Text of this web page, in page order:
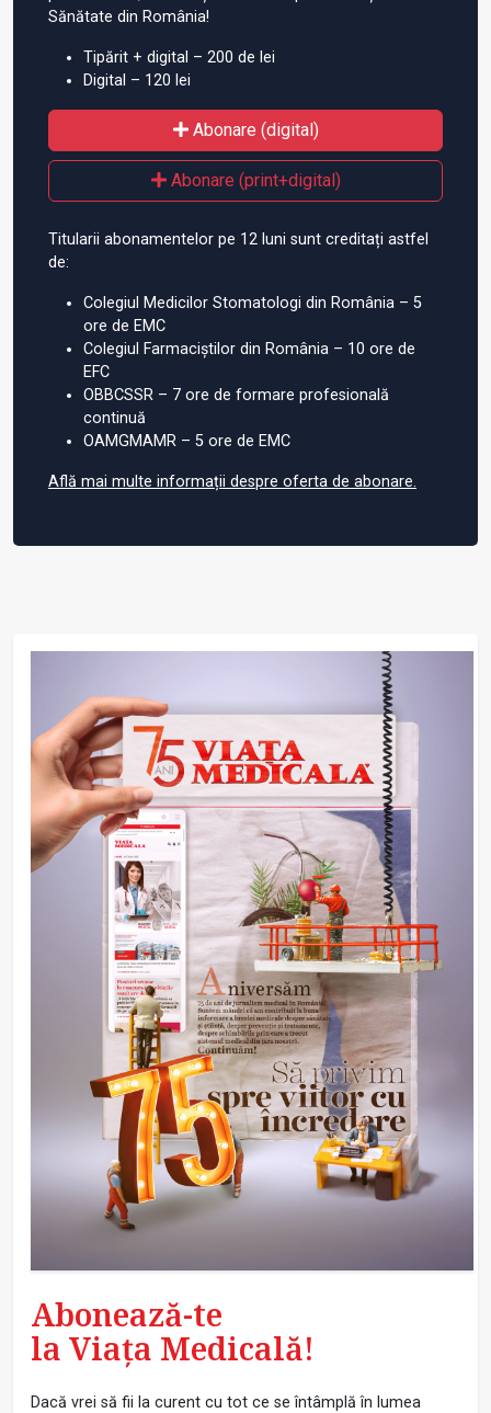
Sănătate din România!
Tipărit + digital – 200 de lei
Digital – 120 lei
Abonare (digital)
Abonare (print+digital)
Titularii abonamentelor pe 12 luni sunt creditați astfel
de:
Colegiul Medicilor Stomatologi din România – 5
ore de EMC
Colegiul Farmaciștilor din România – 10 ore de
EFC
OBBCSSR – 7 ore de formare profesională
continuă
OAMGMAMR – 5 ore de EMC
Află mai multe informații despre oferta de abonare.
Abonează-te
la Viața Medicală!
Dacă vrei să fii la curent cu tot ce se întâmplă în lumea